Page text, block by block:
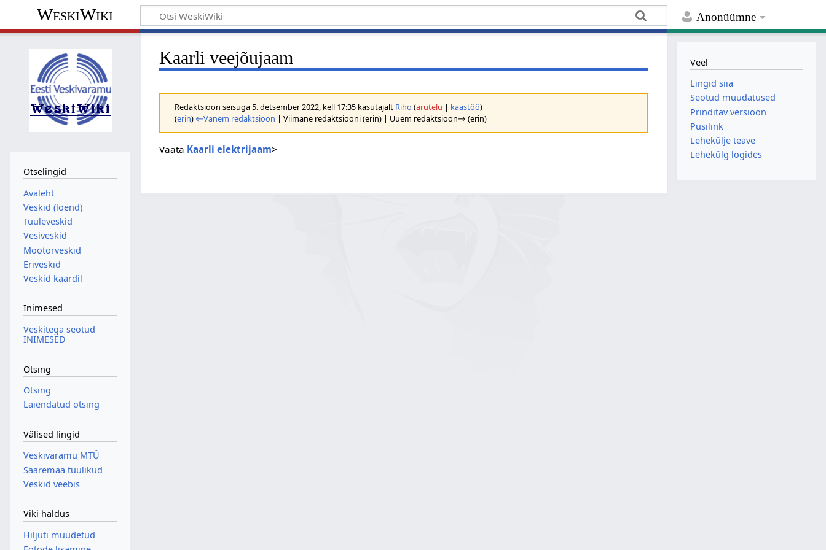
Anonüümne
WeskiWiki
Kaarli veejõujaam
Redaktsioon seisuga 5. detsember 2022, kell 17:35 kasutajalt Riho (arutelu | kaastöö)
(erin) ←Vanem redaktsioon | Viimane redaktsiooni (erin) | Uuem redaktsioon→ (erin)
Vaata Kaarli elektrijaam>
Otselingid
Avaleht
Veskid (loend)
Tuuleveskid
Vesiveskid
Mootorveskid
Eriveskid
Veskid kaardil
Inimesed
Veskitega seotud
INIMESED
Otsing
Otsing
Laiendatud otsing
Välised lingid
Veskivaramu MTÜ
Saaremaa tuulikud
Veskid veebis
Viki haldus
Hiljuti muudetud
Veel
Lingid siia
Seotud muudatused
Prinditav versioon
Püsilink
Lehekülje teave
Lehekülg logides